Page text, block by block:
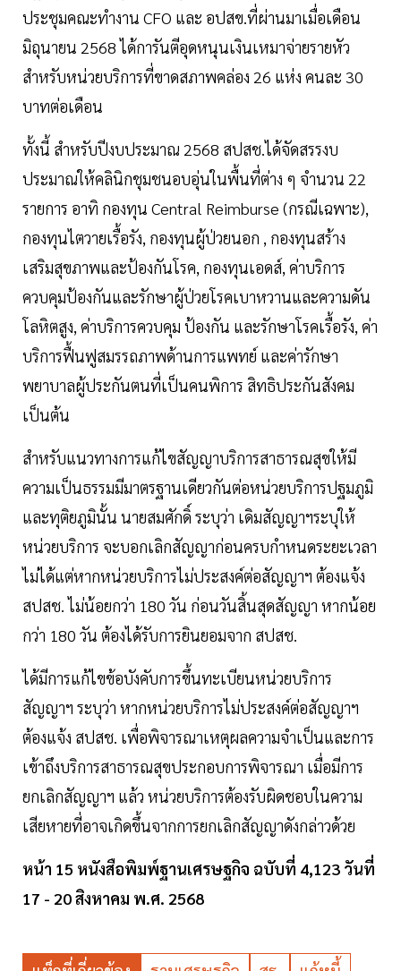
ประชุมคณะทำงาน CFO และ อปสข.ที่ผ่านมาเมื่อเดือน
มิถุนายน 2568 ได้การันตีอุดหนุนเงินเหมาจ่ายรายหัว
สำหรับหน่วยบริการที่ขาดสภาพคล่อง 26 แห่ง คนละ 30
บาทต่อเดือน
ทั้งนี้ สำหรับปีงบประมาณ 2568 สปสช.ได้จัดสรรงบ
ประมาณให้คลินิกชุมชนอบอุ่นในพื้นที่ต่าง ๆ จำนวน 22
รายการ อาทิ กองทุน Central Reimburse (กรณีเฉพาะ),
กองทุนไตวายเรื้อรัง, กองทุนผู้ป่วยนอก , กองทุนสร้าง
เสริมสุขภาพและป้องกันโรค, กองทุนเอดส์, ค่าบริการ
ควบคุมป้องกันและรักษาผู้ป่วยโรคเบาหวานและความดัน
โลหิตสูง, ค่าบริการควบคุม ป้องกัน และรักษาโรคเรื้อรัง, ค่า
บริการฟื้นฟูสมรรถภาพด้านการแพทย์ และค่ารักษา
พยาบาลผู้ประกันตนที่เป็นคนพิการ สิทธิประกันสังคม
เป็นต้น
สำหรับแนวทางการแก้ไขสัญญาบริการสาธารณสุขให้มี
ความเป็นธรรมมีมาตรฐานเดียวกันต่อหน่วยบริการปฐมภูมิ
และทุติยภูมินั้น นายสมศักดิ์ ระบุว่า เดิมสัญญาฯระบุให้
หน่วยบริการ จะบอกเลิกสัญญาก่อนครบกำหนดระยะเวลา
ไม่ได้แต่หากหน่วยบริการไม่ประสงค์ต่อสัญญาฯ ต้องแจ้ง
สปสช. ไม่น้อยกว่า 180 วัน ก่อนวันสิ้นสุดสัญญา หากน้อย
กว่า 180 วัน ต้องได้รับการยินยอมจาก สปสช.
ได้มีการแก้ไขข้อบังคับการขึ้นทะเบียนหน่วยบริการ
สัญญาฯ ระบุว่า หากหน่วยบริการไม่ประสงค์ต่อสัญญาฯ
ต้องแจ้ง สปสช. เพื่อพิจารณาเหตุผลความจำเป็นและการ
เข้าถึงบริการสาธารณสุขประกอบการพิจารณา เมื่อมีการ
ยกเลิกสัญญาฯ แล้ว หน่วยบริการต้องรับผิดชอบในความ
เสียหายที่อาจเกิดขึ้นจากการยกเลิกสัญญาดังกล่าวด้วย
หน้า 15 หนังสือพิมพ์ฐานเศรษฐกิจ ฉบับที่ 4,123 วันที่
17 - 20 สิงหาคม พ.ศ. 2568